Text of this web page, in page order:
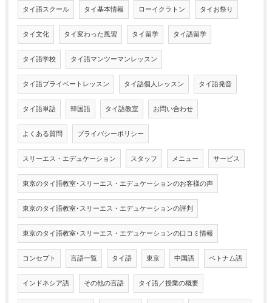
タイ語スクール タイ基本情報 ローイクラトン タイお祭り
タイ文化 タイ変わった風習 タイ留学 タイ語留学
タイ語学校 タイ語マンツーマンレッスン
タイ語プライベートレッスン タイ語個人レッスン タイ語発音
タイ語単語 韓国語 タイ語教室 お問い合わせ
よくある質問 プライバシーポリシー
スリーエス・エデュケーション スタッフ メニュー サービス
東京のタイ語教室･スリーエス・エデュケーションのお客様の声
東京のタイ語教室･スリーエス・エデュケーションの評判
東京のタイ語教室･スリーエス・エデュケーションの口コミ情報
コンセプト 言語一覧 タイ語 東京 中国語 ベトナム語
インドネシア語 その他の言語 タイ語／授業の概要